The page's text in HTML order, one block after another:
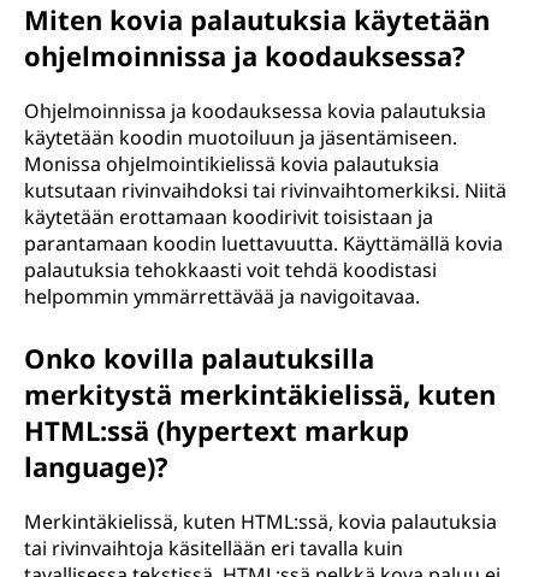
Miten kovia palautuksia käytetään
ohjelmoinnissa ja koodauksessa?
Ohjelmoinnissa ja koodauksessa kovia palautuksia
käytetään koodin muotoiluun ja jäsentämiseen.
Monissa ohjelmointikielissä kovia palautuksia
kutsutaan rivinvaihdoksi tai rivinvaihtomerkiksi. Niitä
käytetään erottamaan koodirivit toisistaan ja
parantamaan koodin luettavuutta. Käyttämällä kovia
palautuksia tehokkaasti voit tehdä koodistasi
helpommin ymmärrettävää ja navigoitavaa.
Onko kovilla palautuksilla
merkitystä merkintäkielissä, kuten
HTML:ssä (hypertext markup
language)?
Merkintäkielissä, kuten HTML:ssä, kovia palautuksia
tai rivinvaihtoja käsitellään eri tavalla kuin